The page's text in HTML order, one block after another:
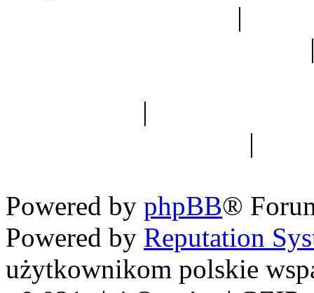
|
|
|
Powered by phpBB®
Powered by Reputation
użytkownikom polskie